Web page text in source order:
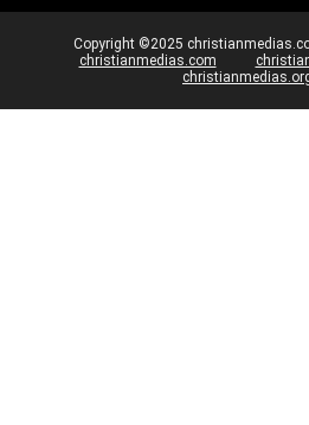
Copyright ©2025
christianmedias.com